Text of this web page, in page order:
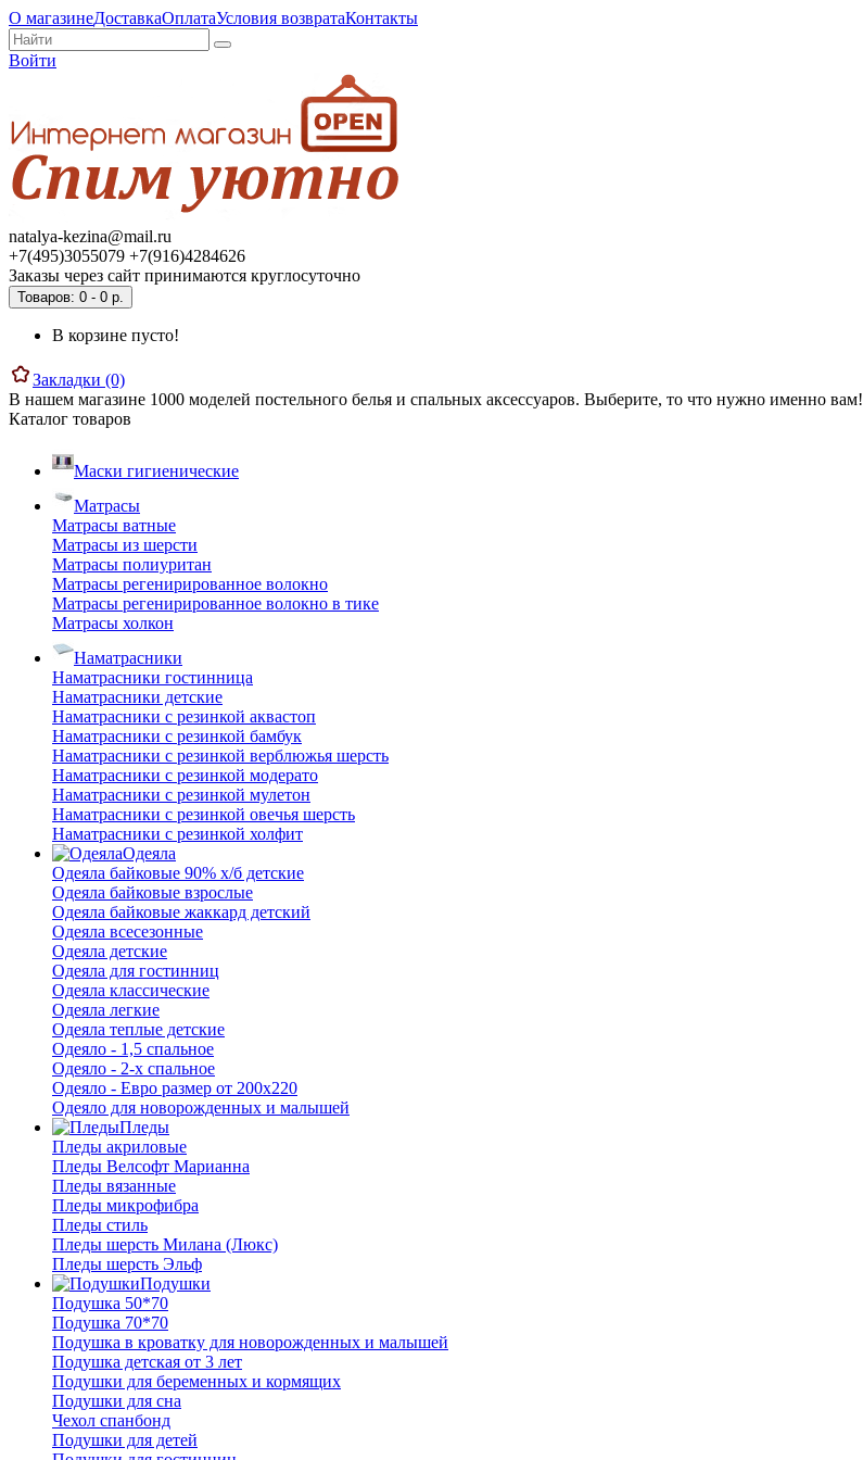
О магазинеДоставкаОплатаУсловия возвратаКонтакты
Войти
natalya-kezina@mail.ru
+7(495)3055079 +7(916)4284626
Заказы через сайт принимаются круглосуточно
Товаров: 0 - 0 р.
В корзине пусто!
Закладки (0)
В нашем магазине 1000 моделей постельного белья и спальных аксессуаров. Выберите, то что нужно именно вам!
Каталог товаров
Маски гигиенические
Матрасы
Матрасы ватные
Матрасы из шерсти
Матрасы полиуритан
Матрасы регенирированное волокно
Матрасы регенирированное волокно в тике
Матрасы холкон
Наматрасники
Наматрасники гостинница
Наматрасники детские
Наматрасники с резинкой аквастоп
Наматрасники с резинкой бамбук
Наматрасники с резинкой верблюжья шерсть
Наматрасники с резинкой модерато
Наматрасники с резинкой мулетон
Наматрасники с резинкой овечья шерсть
Наматрасники с резинкой холфит
Одеяла
Одеяла байковые 90% х/б детские
Одеяла байковые взрослые
Одеяла байковые жаккард детский
Одеяла всесезонные
Одеяла детские
Одеяла для гостинниц
Одеяла классические
Одеяла легкие
Одеяла теплые детские
Одеяло - 1,5 спальное
Одеяло - 2-х спальное
Одеяло - Евро размер от 200х220
Одеяло для новорожденных и малышей
Пледы
Пледы акриловые
Пледы Велсофт Марианна
Пледы вязанные
Пледы микрофибра
Пледы стиль
Пледы шерсть Милана (Люкс)
Пледы шерсть Эльф
Подушки
Подушка 50*70
Подушка 70*70
Подушка в кроватку для новорожденных и малышей
Подушка детская от 3 лет
Подушки для беременных и кормящих
Подушки для сна
Чехол спанбонд
Подушки для детей